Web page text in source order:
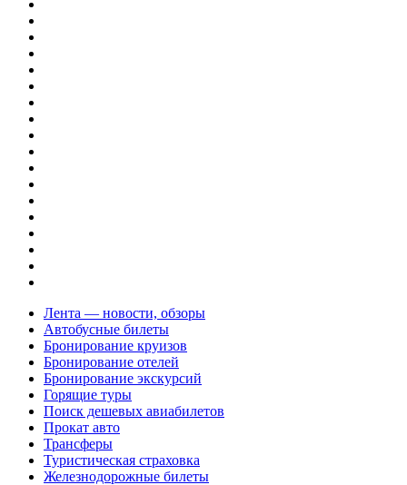
Лента — новости, обзоры
Автобусные билеты
Бронирование круизов
Бронирование отелей
Бронирование экскурсий
Горящие туры
Поиск дешевых авиабилетов
Прокат авто
Трансферы
Туристическая страховка
Железнодорожные билеты